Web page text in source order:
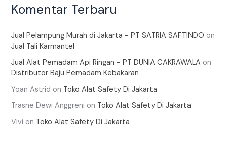
Komentar Terbaru
Jual Pelampung Murah di Jakarta - PT SATRIA SAFTINDO on
Jual Tali Karmantel
Jual Alat Pemadam Api Ringan - PT DUNIA CAKRAWALA on
Distributor Baju Pemadam Kebakaran
Yoan Astrid on Toko Alat Safety Di Jakarta
Trasne Dewi Anggreni on Toko Alat Safety Di Jakarta
Vivi on Toko Alat Safety Di Jakarta